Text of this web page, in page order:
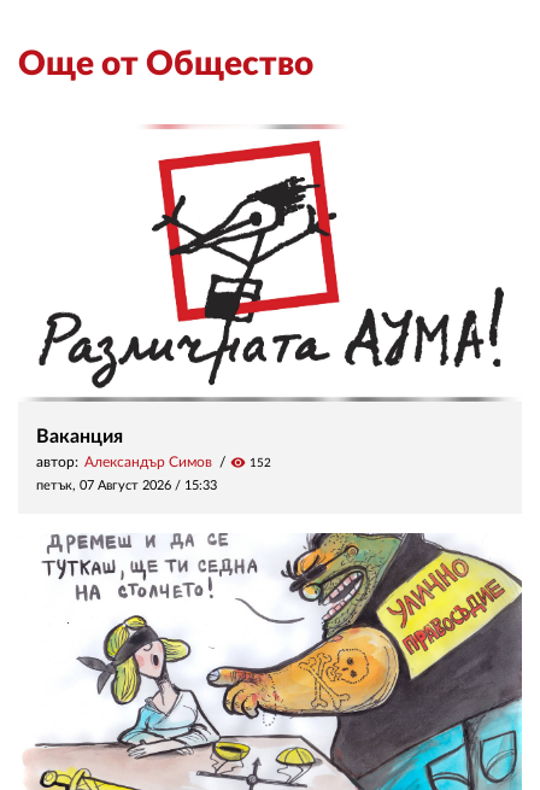
Още от Общество
Ваканция
автор: Александър Симов visibility 152
петък, 07 Август 2026 / 15:33